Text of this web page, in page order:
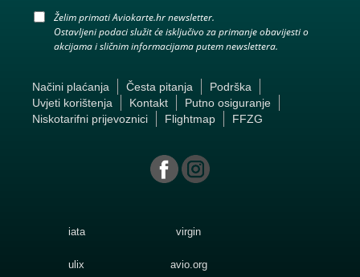
Želim primati Aviokarte.hr newsletter.
Ostavljeni podaci služit će isključivo za primanje obavijesti o
akcijama i sličnim informacijama putem newslettera.
Načini plaćanja Česta pitanja
Podrška
Uvjeti korištenja
Kontakt
Putno osiguranje
Niskotarifni prijevoznici
Flightmap FFZG
iata virgin
ulix avio.org